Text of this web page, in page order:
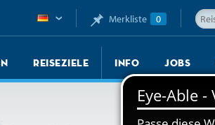
Merkliste 0
Reiseziele Info Jobs